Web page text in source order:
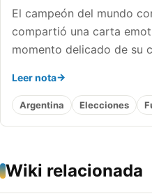
El campeón del mundo
compartió una carta
momento delicado de su
Leer nota
Argentina Elecciones
Wiki relacionada